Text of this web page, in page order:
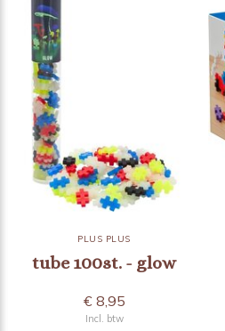
PLUS PLUS
tube 100st. - glow
€ 8,95
Incl. btw